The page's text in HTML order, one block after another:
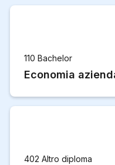
110 Bachelor
Economia
402 Altro diploma